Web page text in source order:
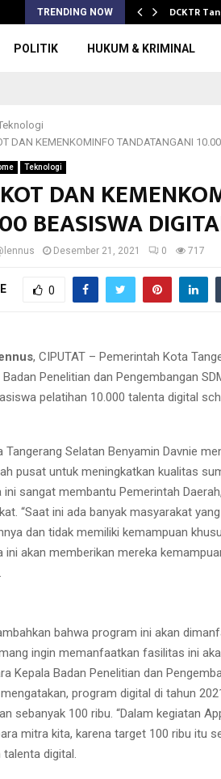
TRENDING NOW DCKTR
POLITIK HUKUM & KRIMINAL
DAN KEMENKOMINFO TANDATANGANI
Teknologi
DAN
BEASISWA
Desember 21, 2021 0 717
0
, CIPUTAT – Pemerintah Kota
Penelitian dan Pengembangan
pelatihan 10.000 talenta digital
Tangerang Selatan Benyamin Davnie
pusat untuk meningkatkan kualitas
ini sangat membantu Pemerintah
“Saat ini ada banyak masyarakat
dan tidak memiliki kemampuan
ini akan memberikan mereka
bahwa program ini akan
ingin memanfaatkan fasilitas ini
Kepala Badan Penelitian dan
program digital di tahun
sebanyak 100 ribu. “Dalam kegiatan
mitra kita, karena target 100 ribu itu
digital.